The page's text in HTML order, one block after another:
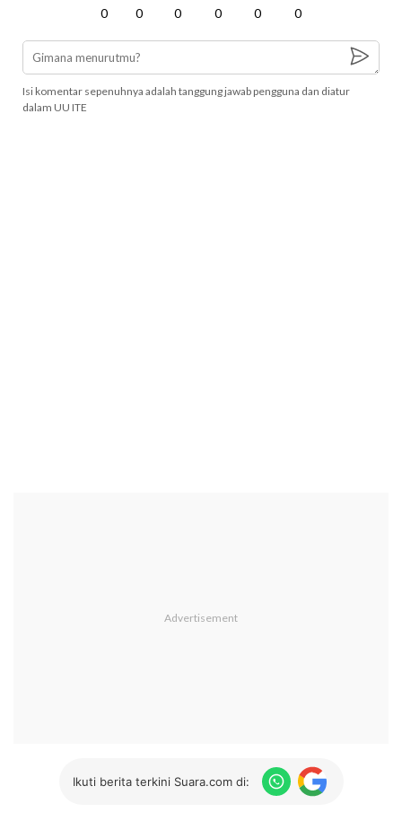
0 0 0 0 0 0
Isi komentar sepenuhnya adalah tanggung jawab pengguna dan diatur
dalam UU ITE
Ikuti berita terkini Suara.com di: